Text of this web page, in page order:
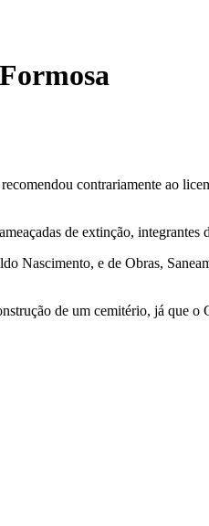
contrariamente ao
de extinção,
Nascimento, e de Obras,
de um cemitério, já que o